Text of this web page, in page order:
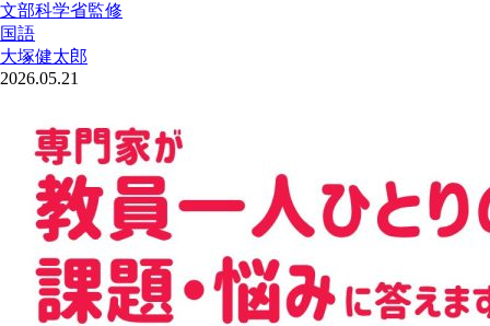
文部科学省監修
国語
大塚健太郎
2026.05.21